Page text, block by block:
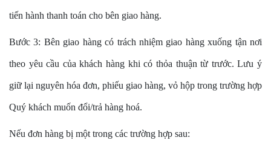
tiến hành thanh toán cho bên giao hàng.
Bước 3: Bên giao hàng có trách nhiệm giao hàng xuống tận nơi
theo yêu cầu của khách hàng khi có thỏa thuận từ trước. Lưu ý
giữ lại nguyên hóa đơn, phiếu giao hàng, vỏ hộp trong trường hợp
Quý khách muốn đổi/trả hàng hoá.
Nếu đơn hàng bị một trong các trường hợp sau: